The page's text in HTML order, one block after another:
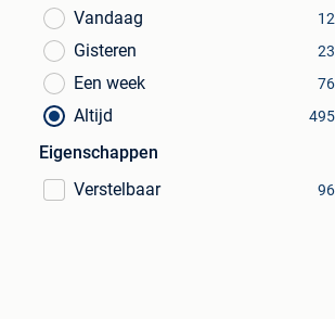
Vandaag
12
Gisteren 23
Een week 76
Altijd 495
Eigenschappen
Verstelbaar
96